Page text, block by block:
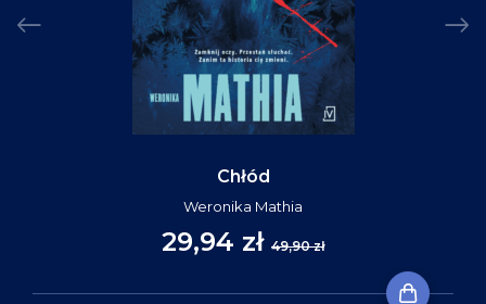
Chłód
Weronika Mathia
29,94 zł 49,90 zł